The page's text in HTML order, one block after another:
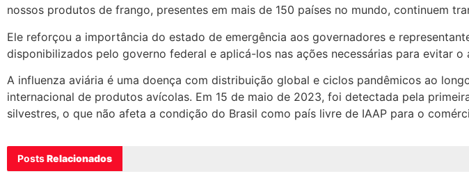
nossos produtos de frango, presentes em mais de 150 países no mundo, continuem
Ele reforçou a importância do estado de emergência aos governadores e
disponibilizados pelo governo federal e aplicá-los nas ações necessárias para evitar o
A influenza aviária é uma doença com distribuição global e ciclos pandêmicos ao
internacional de produtos avícolas. Em 15 de maio de 2023, foi detectada pela
silvestres, o que não afeta a condição do Brasil como país livre de IAAP para o
PostsRelacionados